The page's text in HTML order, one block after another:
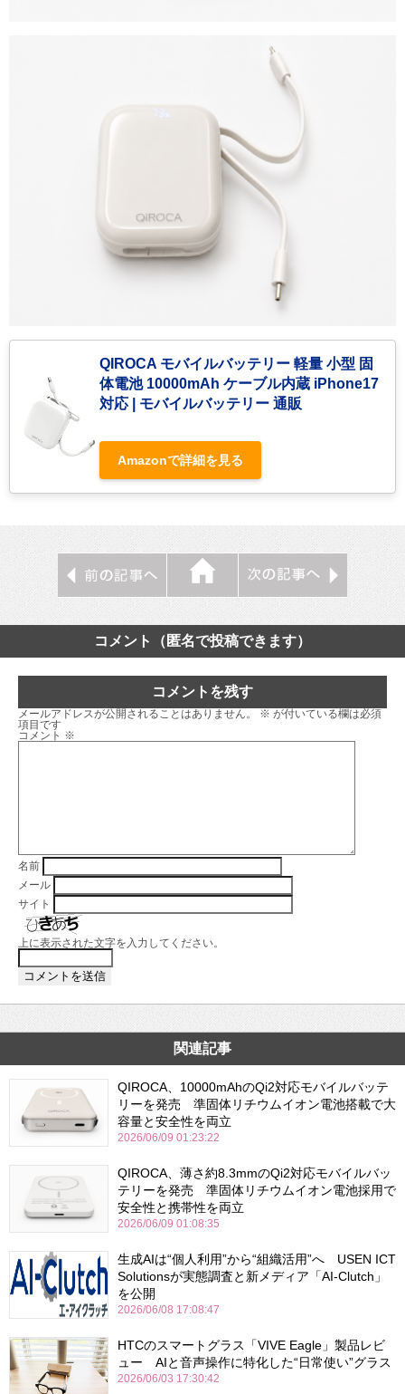
QIROCA モバイルバッテリー 軽量 小型 固
体電池 10000mAh ケーブル内蔵 iPhone17
対応 | モバイルバッテリー 通販
Amazonで詳細を見る
コメント（匿名で投稿できます）
コメントを残す
メールアドレスが公開されることはありません。 ※ が付いている欄は必須
項目です
コメント ※
名前
メール
サイト
上に表示された文字を入力してください。
関連記事
QIROCA、10000mAhのQi2対応モバイルバッテ
リーを発売 準固体リチウムイオン電池搭載で大
容量と安全性を両立
2026/06/09 01:23:22
QIROCA、薄さ約8.3mmのQi2対応モバイルバッ
テリーを発売 準固体リチウムイオン電池採用で
安全性と携帯性を両立
2026/06/09 01:08:35
生成AIは“個人利用”から“組織活用”へ USEN ICT
Solutionsが実態調査と新メディア「AI-Clutch」
を公開
2026/06/08 17:08:47
HTCのスマートグラス「VIVE Eagle」製品レビ
ュー AIと音声操作に特化した“日常使い”グラス
2026/06/03 17:30:42